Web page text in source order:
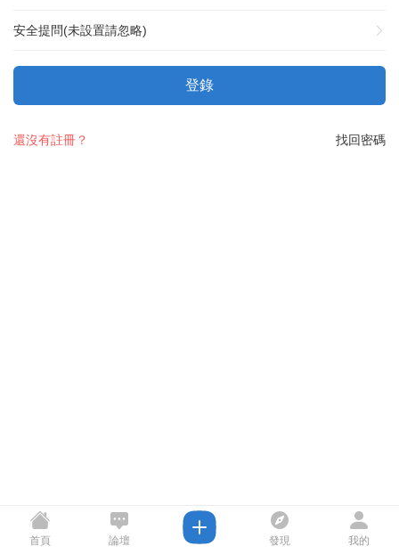
安全提問(未設置請忽略)
登錄
找回密碼
還沒有註冊？
首頁 論壇 發現 我的